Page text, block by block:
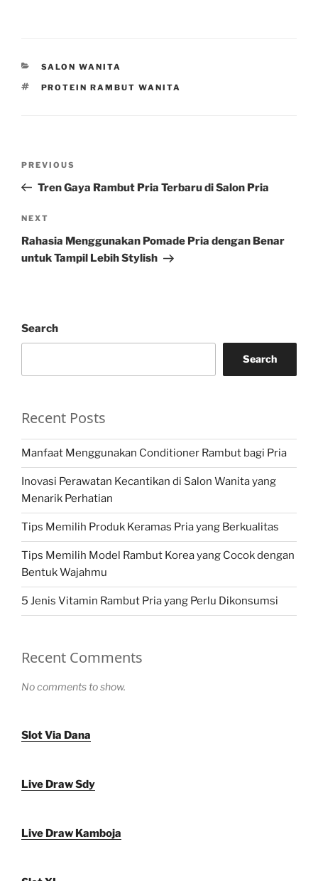
CATEGORIES
SALON WANITA
TAGS
PROTEIN RAMBUT WANITA
Previous
Post
PREVIOUS
Tren Gaya Rambut Pria Terbaru di Salon Pria
Next
Post
NEXT
Rahasia Menggunakan Pomade Pria dengan Benar
untuk Tampil Lebih Stylish
Search
Search
Recent Posts
Manfaat Menggunakan Conditioner Rambut bagi Pria
Inovasi Perawatan Kecantikan di Salon Wanita yang
Menarik Perhatian
Tips Memilih Produk Keramas Pria yang Berkualitas
Tips Memilih Model Rambut Korea yang Cocok dengan
Bentuk Wajahmu
5 Jenis Vitamin Rambut Pria yang Perlu Dikonsumsi
Recent Comments
No comments to show.
Slot Via Dana
Live Draw Sdy
Live Draw Kamboja